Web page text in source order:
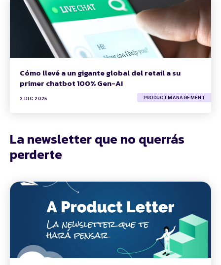
Cómo llevé a un gigante global del retail a su
primer chatbot 100% Gen-AI
2 DIC 2025 PRODUCT MANAGEMENT
La newsletter que no querrás
perderte